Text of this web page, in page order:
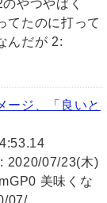
やつやばく
てたのに打って
んだが 2:
ージ、「良いと
2020/07/23(木)
美味くな